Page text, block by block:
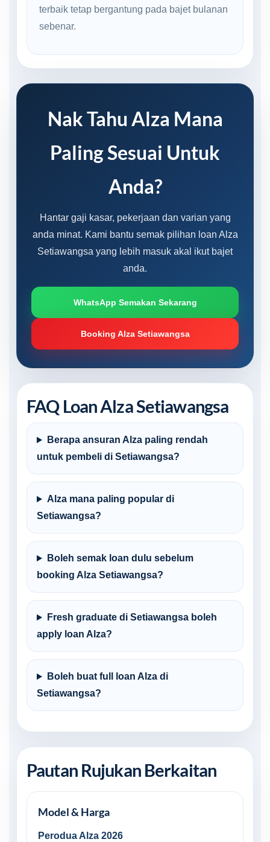
terbaik tetap bergantung pada bajet bulanan
sebenar.
Nak Tahu Alza Mana
Paling Sesuai Untuk
Anda?
Hantar gaji kasar, pekerjaan dan varian yang
anda minat. Kami bantu semak pilihan loan Alza
Setiawangsa yang lebih masuk akal ikut bajet
anda.
WhatsApp Semakan Sekarang
Booking Alza Setiawangsa
FAQ Loan Alza Setiawangsa
Berapa ansuran Alza paling rendah
untuk pembeli di Setiawangsa?
Alza mana paling popular di
Setiawangsa?
Boleh semak loan dulu sebelum
booking Alza Setiawangsa?
Fresh graduate di Setiawangsa boleh
apply loan Alza?
Boleh buat full loan Alza di
Setiawangsa?
Pautan Rujukan Berkaitan
Model & Harga
Perodua Alza 2026